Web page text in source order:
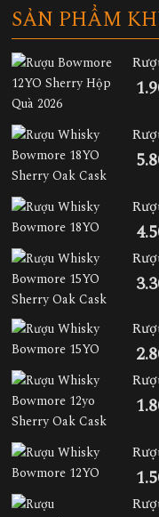
SẢN PHẨM